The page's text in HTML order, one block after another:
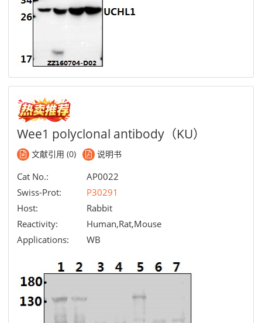
Wee1 polyclonal antibody（KU）
文献引用 (0) 说明书
Cat No.:
AP0022
Swiss-Prot:
P30291
Host:
Rabbit
Reactivity:
Human,Rat,Mouse
Applications:
WB